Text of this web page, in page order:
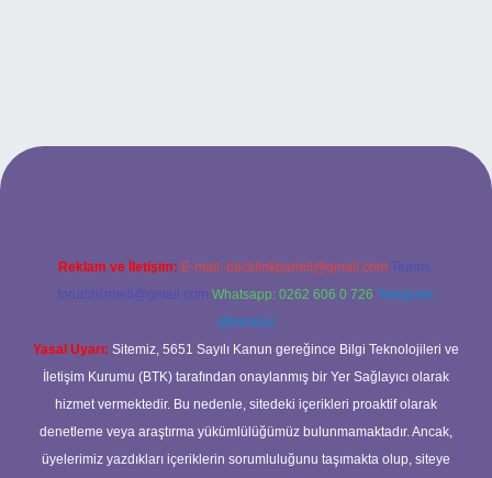
Reklam ve İletişim: E-mail: backlinkpaneli@gmail.com Teams:
forumhizmeti@gmail.com Whatsapp: 0262 606 0 726 Telegram:
@karabul
Yasal Uyarı: Sitemiz, 5651 Sayılı Kanun gereğince Bilgi Teknolojileri ve
İletişim Kurumu (BTK) tarafından onaylanmış bir Yer Sağlayıcı olarak
hizmet vermektedir. Bu nedenle, sitedeki içerikleri proaktif olarak
denetleme veya araştırma yükümlülüğümüz bulunmamaktadır. Ancak,
üyelerimiz yazdıkları içeriklerin sorumluluğunu taşımakta olup, siteye